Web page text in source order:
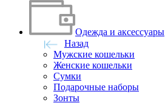
Одежда и аксессуары
Назад
Мужские кошельки
Женские кошельки
Сумки
Подарочные наборы
Зонты